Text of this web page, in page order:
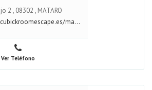
2 , 08302 , MATARO
ma...
Ver Teléfono